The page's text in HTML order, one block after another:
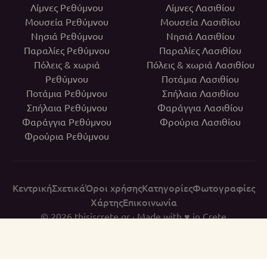
Λίμνες Ρεθύμνου
Μουσεία Ρεθύμνου
Νησιά Ρεθύμνου
Παραλίες Ρεθύμνου
Πόλεις & χωριά
Ρεθύμνου
Ποτάμια Ρεθύμνου
Σπήλαια Ρεθύμνου
Φαράγγια Ρεθύμνου
Φρούρια Ρεθύμνου
Λίμνες Λασιθίου
Μουσεία Λασιθίου
Νησιά Λασιθίου
Παραλίες Λασιθίου
Πόλεις & χωριά Λασιθίου
Ποτάμια Λασιθίου
Σπήλαια Λασιθίου
Φαράγγια Λασιθίου
Φρούρια Λασιθίου
ΚεντρικήΣχετικάΌροι χρήσηςΚατηγορίεςΦωτογραφίες
ΧάρτηςΕπικοινωνία
© 2026thisiscrete.gr· Made with ♥ in Crete